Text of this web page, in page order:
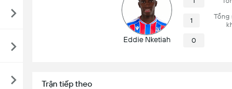
Trận tiếp theo
Eddie Nketiah
1
Tổng
0